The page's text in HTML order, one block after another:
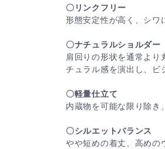
〇リンクフリー
形態安定性が高く、シワ
〇ナチュラルショルダー
肩回りの形状を通常より
チュラル感を演出し、ビ
〇軽量仕立て
内蔵物を可能な限り除き
〇シルエットバランス
やや短めの着丈、高めの